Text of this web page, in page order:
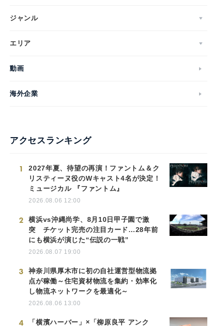
ジャンル
エリア
動画
海外企業
アクセスランキング
1
2027年夏、待望の再演！ファントム＆ク
リスティーヌ役のWキャスト4名が決定！
ミュージカル 『ファントム』
2026.08.06 12:00
2
横浜vs沖縄尚学、8月10日甲子園で激
突 チケット完売の注目カード…28年前
にも横浜が演じた“伝説の一戦”
2026.08.07 19:00
3
神奈川県厚木市に初の自社運営型物流拠
点が稼働～住宅資材物流を集約・効率化
し物流ネットワークを最適化～
2026.08.06 13:00
4
「横濱ハーバー」×「柳原良平 アンク